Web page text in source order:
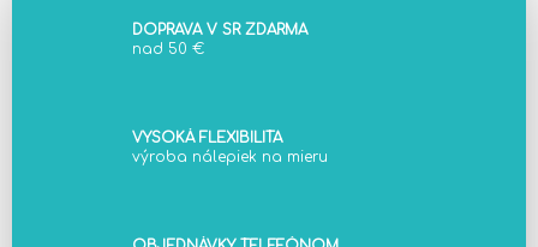
d
e
p
DOPRAVA V SR ZDARMA
nad 50 €
VYSOKÁ FLEXIBILITA
výroba nálepiek na mieru